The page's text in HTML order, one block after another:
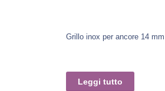
Grillo inox per ancore 14 mm
Leggi tutto